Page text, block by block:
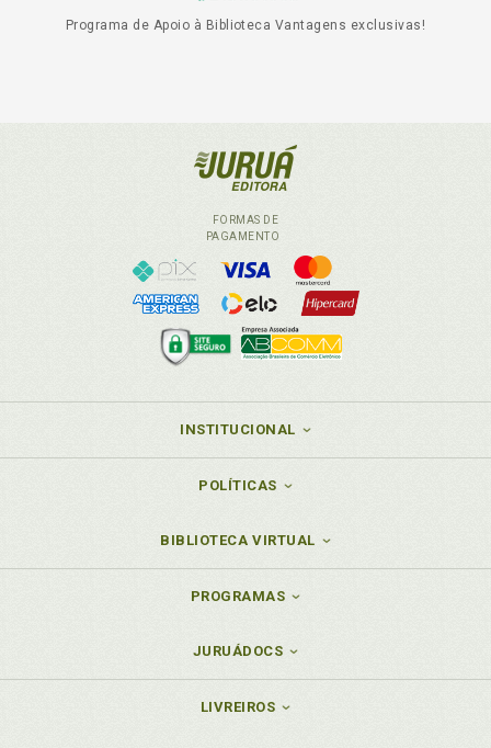
Programa de Apoio à Biblioteca Vantagens exclusivas!
FORMAS DE
PAGAMENTO
INSTITUCIONAL
POLÍTICAS
BIBLIOTECA VIRTUAL
PROGRAMAS
JURUÁDOCS
LIVREIROS